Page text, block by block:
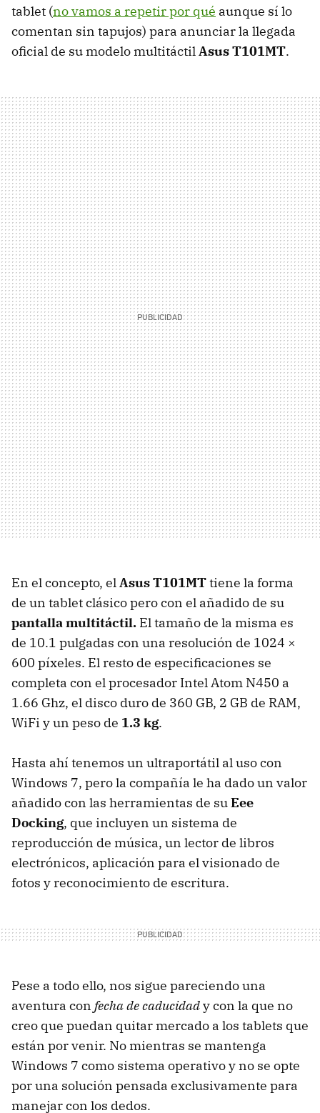
tablet (no vamos a repetir por qué aunque sí lo
comentan sin tapujos) para anunciar la llegada
oficial de su modelo multitáctilAsus T101MT.
En el concepto, elAsus T101MTtiene la forma
de un tablet clásico pero con el añadido de su
pantalla multitáctil. El tamaño de la misma es
de 10.1 pulgadas con una resolución de 1024 ×
600 píxeles. El resto de especificaciones se
completa con el procesador Intel Atom N450 a
1.66 Ghz, el disco duro de 360 GB, 2 GB de RAM,
WiFi y un peso de 1.3 kg.
Hasta ahí tenemos un ultraportátil al uso con
Windows 7, pero la compañía le ha dado un valor
añadido con las herramientas de suEee
Docking, que incluyen un sistema de
reproducción de música, un lector de libros
electrónicos, aplicación para el visionado de
fotos y reconocimiento de escritura.
Pese a todo ello, nos sigue pareciendo una
aventura con fecha de caducidady con la que no
creo que puedan quitar mercado a los tablets que
están por venir. No mientras se mantenga
Windows 7 como sistema operativo y no se opte
por una solución pensada exclusivamente para
manejar con los dedos.